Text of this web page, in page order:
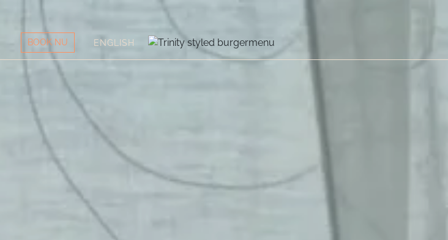
BOOK NU ENGLISH